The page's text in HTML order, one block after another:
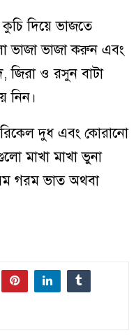
দিয়ে ভাজতে
ভাজা ভাজা করুন এবং
জিরা ও রসুন বাটা
নিন।
দুধ এবং কোরানো
মাখা মাখা ভুনা
গরম ভাত অথবা